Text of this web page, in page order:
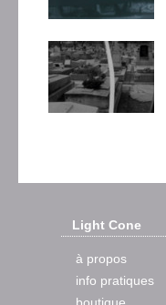
Light Cone
à propos
info pratiques